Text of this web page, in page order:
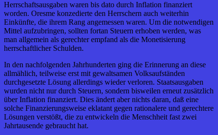
Herrschaftsausgaben waren bis dato durch Inflation finanziert
worden. Oresme konzedierte den Herrschern auch weiterhin
Einkünfte, die ihrem Rang angemessen waren. Um die notwendigen
Mittel aufzubringen, sollten fortan Steuern erhoben werden, was
man allgemein als gerechter empfand als die Monetisierung
herrschaftlicher Schulden.
In den nachfolgenden Jahrhunderten ging die Erinnerung an diese
allmählich, teilweise erst mit gewaltsamen Volksaufständen
durchgesetzte Lösung allerdings wieder verloren. Staatsausgaben
wurden nicht nur durch Steuern, sondern bisweilen erneut zusätzlich
über Inflation finanziert. Dies ändert aber nichts daran, daß eine
solche Finanzierungsweise eklatant gegen rationalere und gerechtere
Lösungen verstößt, die zu entwickeln die Menschheit fast zwei
Jahrtausende gebraucht hat.